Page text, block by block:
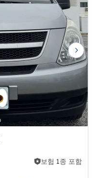
Next
보험 1종 포함